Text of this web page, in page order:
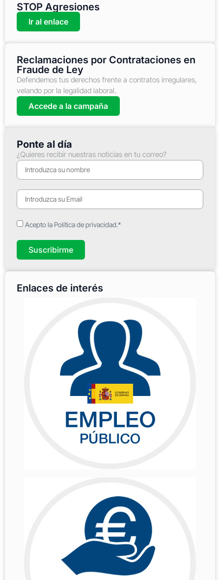
STOP Agresiones
Ir al enlace
Reclamaciones por Contrataciones en
Fraude de Ley
Defendemos tus derechos frente a contratos irregulares,
velando por la legalidad laboral.
Accede a la campaña
Ponte al día
¿Quieres recibir nuestras noticias en tu correo?
Acepto la Política de privacidad.*
Suscribirme
Enlaces de interés